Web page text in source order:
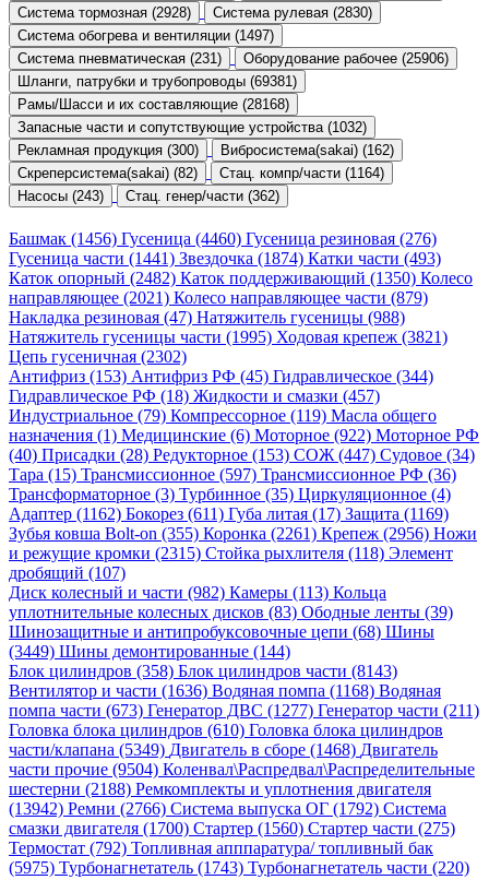
Система тормозная (2928)
Система рулевая (2830)
Система обогрева и вентиляции (1497)
Система пневматическая (231)
Оборудование рабочее (25906)
Шланги, патрубки и трубопроводы (69381)
Рамы/Шасси и их составляющие (28168)
Запасные части и сопутствующие устройства (1032)
Рекламная продукция (300)
Вибросистема(sakai) (162)
Скреперсистема(sakai) (82)
Стац. компр/части (1164)
Насосы (243)
Стац. генер/части (362)
Башмак (1456) Гусеница (4460) Гусеница резиновая (276)
Гусеница части (1441) Звездочка (1874) Катки части (493)
Каток опорный (2482) Каток поддерживающий (1350) Колесо
направляющее (2021) Колесо направляющее части (879)
Накладка резиновая (47) Натяжитель гусеницы (988)
Натяжитель гусеницы части (1995) Ходовая крепеж (3821)
Цепь гусеничная (2302)
Антифриз (153) Антифриз РФ (45) Гидравлическое (344)
Гидравлическое РФ (18) Жидкости и смазки (457)
Индустриальное (79) Компрессорное (119) Масла общего
назначения (1) Медицинские (6) Моторное (922) Моторное РФ
(40) Присадки (28) Редукторное (153) СОЖ (447) Судовое (34)
Тара (15) Трансмиссионное (597) Трансмиссионное РФ (36)
Трансформаторное (3) Турбинное (35) Циркуляционное (4)
Адаптер (1162) Бокорез (611) Губа литая (17) Защита (1169)
Зубья ковша Bolt-on (355) Коронка (2261) Крепеж (2956) Ножи
и режущие кромки (2315) Стойка рыхлителя (118) Элемент
дробящий (107)
Диск колесный и части (982) Камеры (113) Кольца
уплотнительные колесных дисков (83) Ободные ленты (39)
Шинозащитные и антипробуксовочные цепи (68) Шины
(3449) Шины демонтированные (144)
Блок цилиндров (358) Блок цилиндров части (8143)
Вентилятор и части (1636) Водяная помпа (1168) Водяная
помпа части (673) Генератор ДВС (1277) Генератор части (211)
Головка блока цилиндров (610) Головка блока цилиндров
части/клапана (5349) Двигатель в сборе (1468) Двигатель
части прочие (9504) Коленвал\Распредвал\Распределительные
шестерни (2188) Ремкомплекты и уплотнения двигателя
(13942) Ремни (2766) Система выпуска ОГ (1792) Система
смазки двигателя (1700) Стартер (1560) Стартер части (275)
Термостат (792) Топливная апппаратура/ топливный бак
(5975) Турбонагнетатель (1743) Турбонагнетатель части (220)